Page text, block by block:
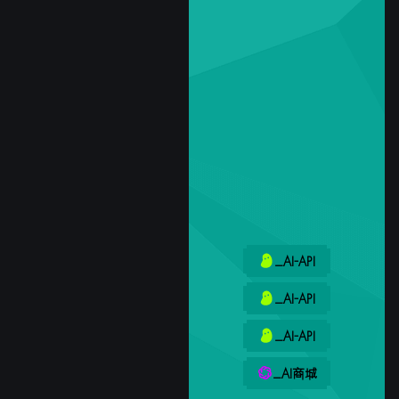
_AI-API
_AI-API
_AI-API
_AI商城